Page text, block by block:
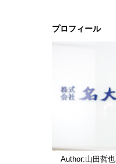
プロフィール
Author:山田哲也